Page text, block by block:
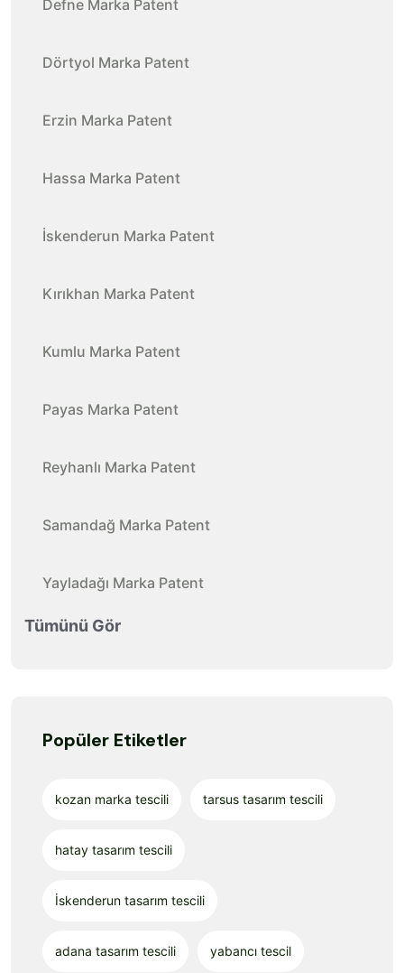
Defne Marka Patent
Dörtyol Marka Patent
Erzin Marka Patent
Hassa Marka Patent
İskenderun Marka Patent
Kırıkhan Marka Patent
Kumlu Marka Patent
Payas Marka Patent
Reyhanlı Marka Patent
Samandağ Marka Patent
Yayladağı Marka Patent
Tümünü Gör
Popüler Etiketler
kozan marka tescili tarsus tasarım tescili
hatay tasarım tescili
İskenderun tasarım tescili
adana tasarım tescili yabancı tescil